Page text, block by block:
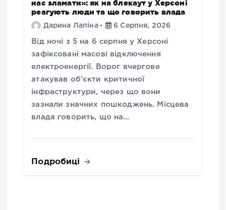
нас зламати»: як на блекаут у Херсоні
реагують люди та що говорить влада
Дарина Лапіна 6 Серпня, 2026
Від ночі з 5 на 6 серпня у Херсоні
зафіксовані масові відключення
електроенергії. Ворог вчергове
атакував об’єкти критичної
інфраструктури, через що вони
зазнали значних пошкоджень. Місцева
влада говорить, що на…
Подробиці